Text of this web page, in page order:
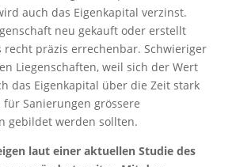
auch das Eigenkapital verzinst.
neu gekauft oder erstellt
recht präzis errechenbar. Schwieriger
Liegenschaften, weil sich der Wert
das Eigenkapital über die Zeit stark
Sanierungen grössere
gebildet werden sollten.
laut einer aktuellen Studie des